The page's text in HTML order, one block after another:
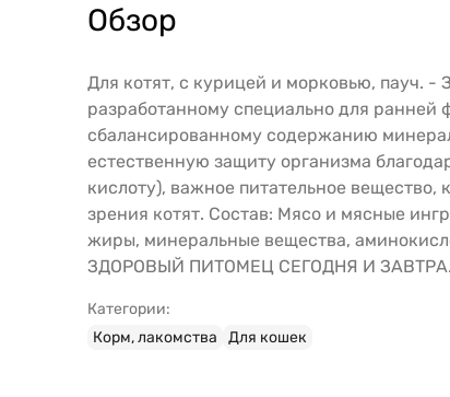
Обзор
Для котят, с курицей и морковью, пауч. -
разработанному специально для
сбалансированному содержанию
естественную защиту организма
кислоту), важное питательное
зрения котят. Состав: Мясо и мясные
жиры, минеральные вещества,
ЗДОРОВЫЙ ПИТОМЕЦ СЕГОДНЯ И ЗАВТРА.
Категории:
Корм, лакомства
Для кошек